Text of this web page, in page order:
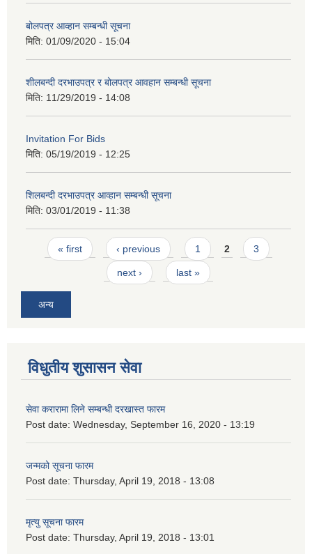
बोलपत्र आव्हान सम्बन्धी सूचना
मिति: 01/09/2020 - 15:04
शीलबन्दी दरभाउपत्र र बोलपत्र आवहान सम्बन्धी सूचना
मिति: 11/29/2019 - 14:08
Invitation For Bids
मिति: 05/19/2019 - 12:25
शिलबन्दी दरभाउपत्र आव्हान सम्बन्धी सूचना
मिति: 03/01/2019 - 11:38
Pages
« first ‹ previous 1 2 3
next › last »
अन्य
विधुतीय शुसासन सेवा
सेवा करारामा लिने सम्बन्धी दरखास्त फारम
Post date: Wednesday, September 16, 2020 - 13:19
जन्मको सूचना फारम
Post date: Thursday, April 19, 2018 - 13:08
मृत्यु सूचना फारम
Post date: Thursday, April 19, 2018 - 13:01